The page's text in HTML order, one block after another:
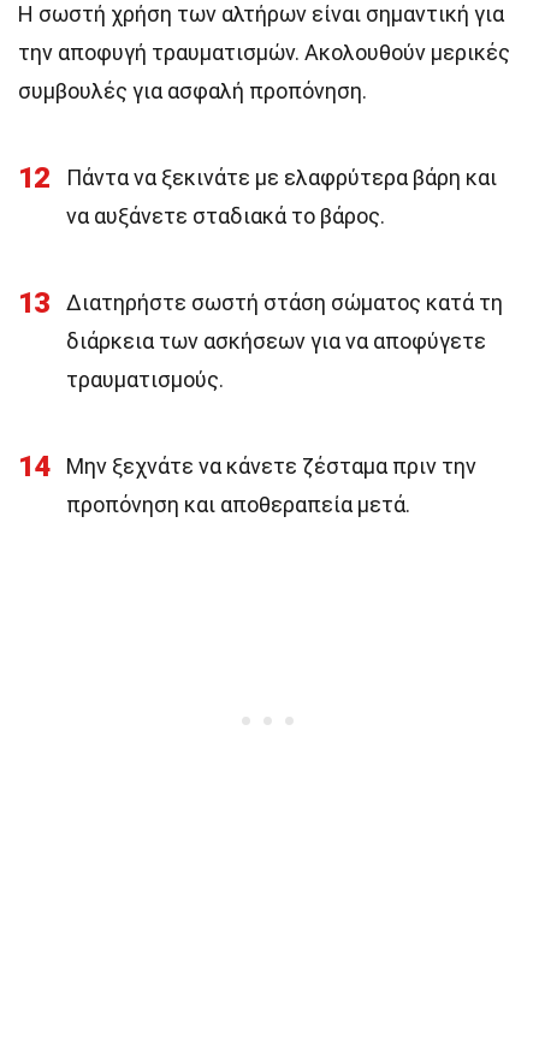
Η σωστή χρήση των αλτήρων είναι σημαντική για
την αποφυγή τραυματισμών. Ακολουθούν μερικές
συμβουλές για ασφαλή προπόνηση.
12
Πάντα να ξεκινάτε με ελαφρύτερα βάρη και
να αυξάνετε σταδιακά το βάρος.
13
Διατηρήστε σωστή στάση σώματος κατά τη
διάρκεια των ασκήσεων για να αποφύγετε
τραυματισμούς.
14
Μην ξεχνάτε να κάνετε ζέσταμα πριν την
προπόνηση και αποθεραπεία μετά.